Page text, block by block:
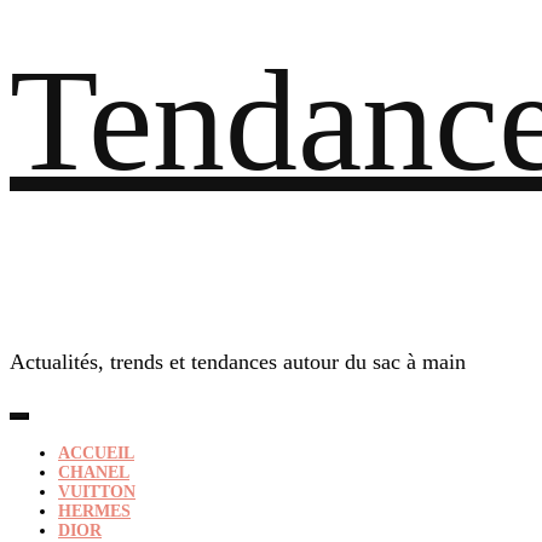
Actualités, trends et tendances autour du sac à main
ACCUEIL
CHANEL
VUITTON
HERMES
DIOR